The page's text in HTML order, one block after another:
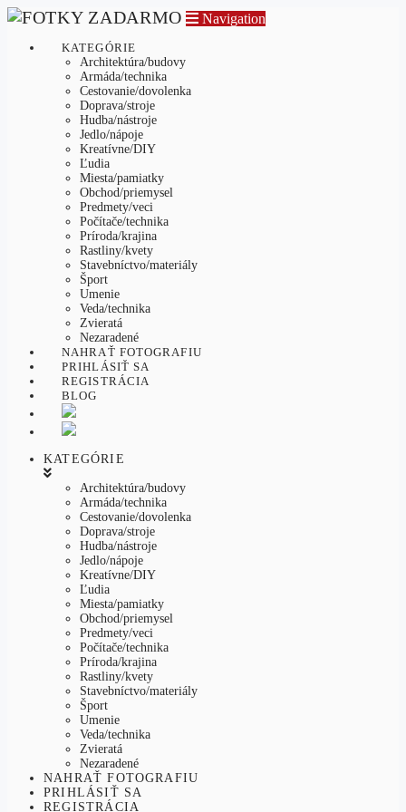
Navigation
KATEGÓRIE
Architektúra/budovy
Armáda/technika
Cestovanie/dovolenka
Doprava/stroje
Hudba/nástroje
Jedlo/nápoje
Kreatívne/DIY
Ľudia
Miesta/pamiatky
Obchod/priemysel
Predmety/veci
Počítače/technika
Príroda/krajina
Rastliny/kvety
Stavebníctvo/materiály
Šport
Umenie
Veda/technika
Zvieratá
Nezaradené
NAHRAŤ FOTOGRAFIU
PRIHLÁSIŤ SA
REGISTRÁCIA
BLOG
KATEGÓRIE
Architektúra/budovy
Armáda/technika
Cestovanie/dovolenka
Doprava/stroje
Hudba/nástroje
Jedlo/nápoje
Kreatívne/DIY
Ľudia
Miesta/pamiatky
Obchod/priemysel
Predmety/veci
Počítače/technika
Príroda/krajina
Rastliny/kvety
Stavebníctvo/materiály
Šport
Umenie
Veda/technika
Zvieratá
Nezaradené
NAHRAŤ FOTOGRAFIU
PRIHLÁSIŤ SA
REGISTRÁCIA